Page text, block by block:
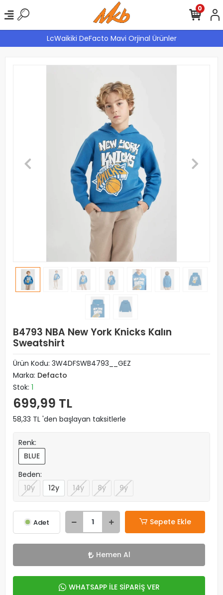
LcWaikiki DeFacto Mavi Orjinal Ürünler
0
B4793 NBA New York Knicks Kalın
Sweatshirt
Ürün Kodu: 3W4DFSWB4793__GEZ
Marka: Defacto
Stok: 1
699,99 TL
58,33 TL 'den başlayan taksitlerle
Renk:
BLUE
Beden:
10y
12y 14y 8y 9y
Adet Sepete Ekle
Hemen Al
WHATSAPP İLE SİPARİŞ VER